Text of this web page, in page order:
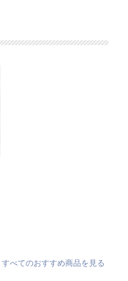
すべてのおすすめ商品を見る